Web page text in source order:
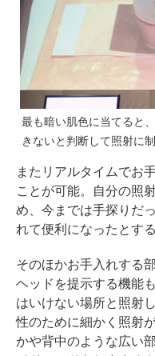
最も暗い肌色に当てると
きないと判断して照射に
またリアルタイムでお
ことが可能。自分の照
め、今までは手探りだ
れて便利になったとする
そのほかお手入れする
ヘッドを提示する機能
はいけない場所と照射
性のために細かく照射
かや背中のような広い